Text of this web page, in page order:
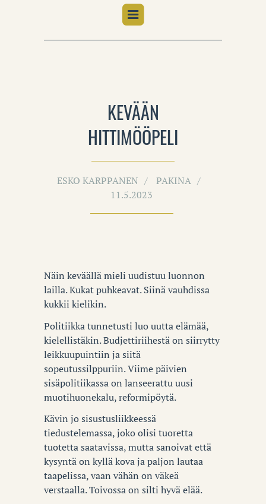
KEVÄÄN
HITTIMÖÖPELI
ESKO KARPPANEN
PAKINA
11.5.2023
Näin keväällä mieli uudistuu luonnon
lailla.Kukat puhkeavat. Siinä vauhdissa
kukkii kielikin.
Politiikka tunnetusti luo uutta elämää,
kielellistäkin. Budjettiriihestä on siirrytty
leikkuupuintiin ja siitä
sopeutussilppuriin. Viime päivien
sisäpolitiikassa on lanseerattu uusi
muotihuonekalu, reformipöytä.
Kävin jo sisustusliikkeessä
tiedustelemassa, joko olisi tuoretta
tuotetta saatavissa, mutta sanoivat että
kysyntä on kyllä kova ja paljon lautaa
taapelissa, vaan vähän on väkeä
verstaalla. Toivossa on silti hyvä elää.